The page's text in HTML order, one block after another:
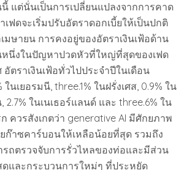
แต่นั่นเป็นการเปลี่ยนแปลงจากการคาด
ฟดจะเริ่มปรับอัตราดอกเบี้ยให้เป็นปกติ
ษายน การคงอยู่ของอัตราเงินเฟ้อด้าน
หนึ่งในปัญหาปวดหัวที่ใหญ่ที่สุดของเฟด
อัตราเงินเฟ้อทั่วไปประจำปีในเดือน
นเยอรมนี, three.1% ในฝรั่งเศส, 0.9% ใน
2.7% ในเนเธอร์แลนด์ และ three.6% ใน
ควรสังเกตว่า generative AI มีศักยภาพ
ก๊าซคาร์บอนให้เหลือน้อยที่สุด รวมถึง
ถตรวจจับการรั่วไหลของท่อและมีส่วน
และกระบวนการใหม่ๆ ที่ประหยัด